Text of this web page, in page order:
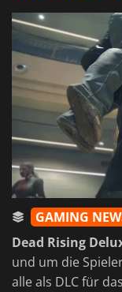
ANMELDEN ODER
GAMING
Dead Rising
und um die
alle als DLC für